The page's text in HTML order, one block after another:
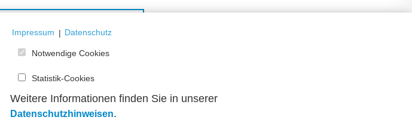
Impressum | Datenschutz
Notwendige Cookies
Statistik-Cookies
Weitere Informationen finden Sie in unserer
Datenschutzhinweisen.